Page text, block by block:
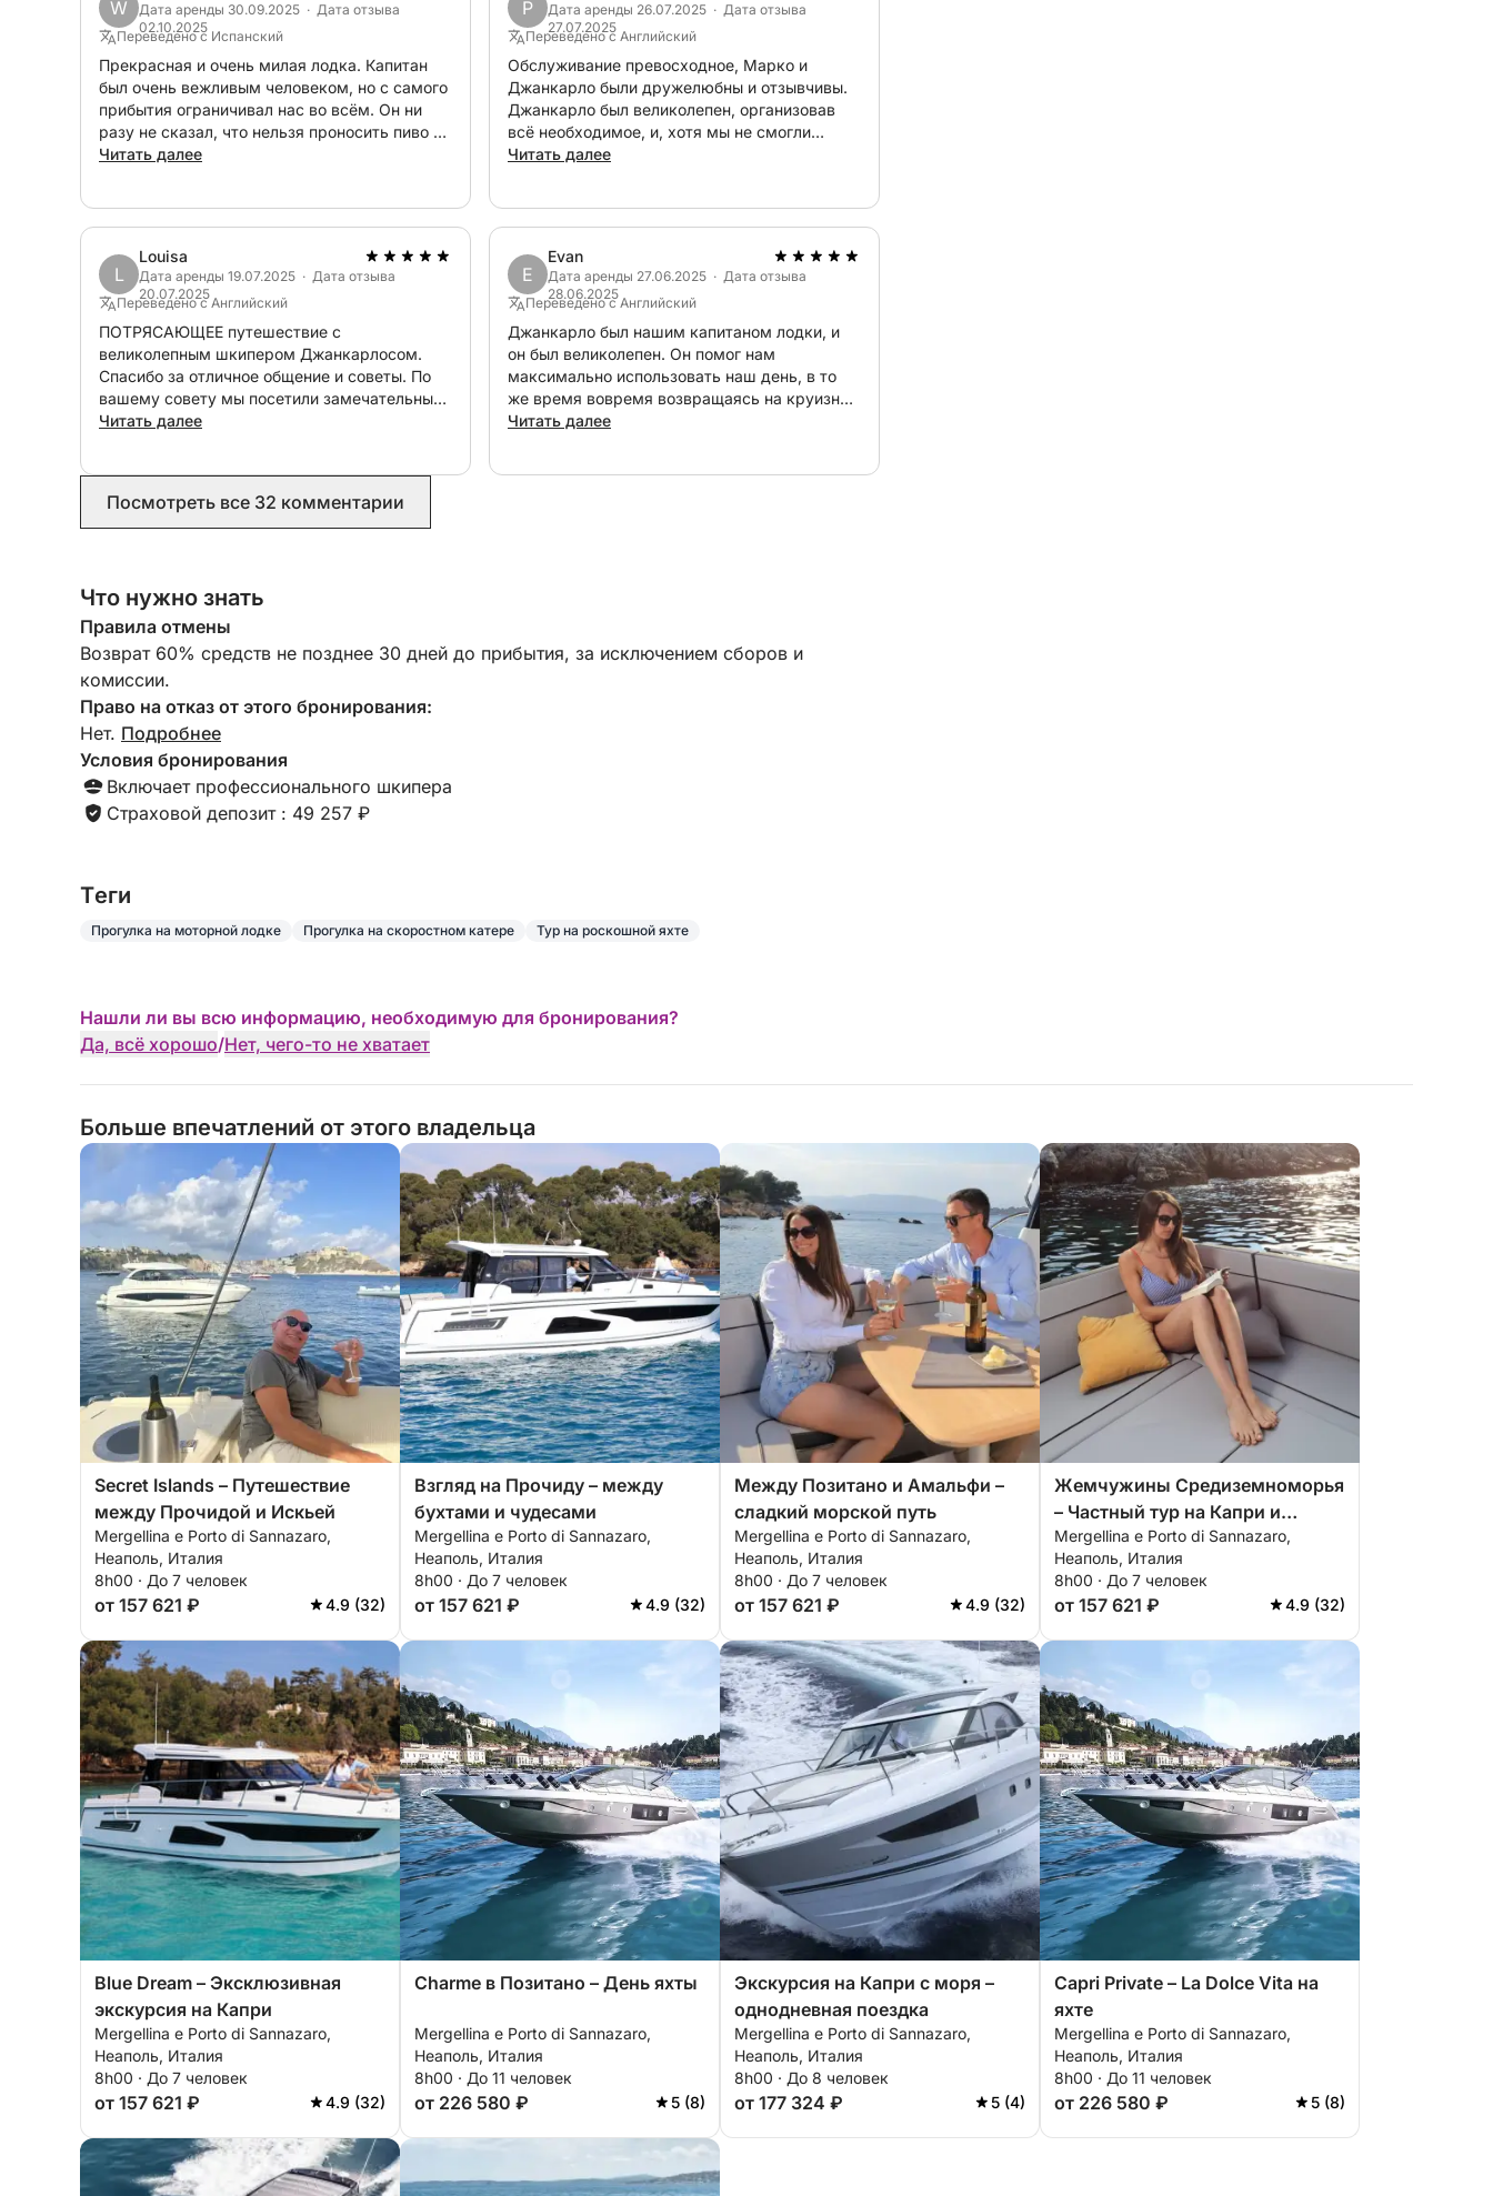
W
Дата аренды 30.09.2025 · Дата отзыва
02.10.2025
Переведено с Испанский
Прекрасная и очень милая лодка. Капитан
был очень вежливым человеком, но с самого
прибытия ограничивал нас во всём. Он ни
разу не сказал, что нельзя проносить пиво в
стекле. Он злился, если мы устраивали
Читать далее
P
Дата аренды 26.07.2025 · Дата отзыва
27.07.2025
Переведено с Английский
Обслуживание превосходное, Марко и
Джанкарло были дружелюбны и отзывчивы.
Джанкарло был великолепен, организовав
всё необходимое, и, хотя мы не смогли
добраться до Капри из-за плохой погоды, он
Читать далее
L
Louisa
Дата аренды 19.07.2025 · Дата отзыва
20.07.2025
Переведено с Английский
ПОТРЯСАЮЩЕЕ путешествие с
великолепным шкипером Джанкарлосом.
Спасибо за отличное общение и советы. По
вашему совету мы посетили замечательный
ресторан и полюбовались красотами
Читать далее
E
Evan
Дата аренды 27.06.2025 · Дата отзыва
28.06.2025
Переведено с Английский
Джанкарло был нашим капитаном лодки, и
он был великолепен. Он помог нам
максимально использовать наш день, в то
же время вовремя возвращаясь на круизное
судно. Большое спасибо за воспоминания!
Читать далее
Посмотреть все 32 комментарии
Что нужно знать
Правила отмены
Возврат 60% средств не позднее 30 дней до прибытия, за исключением сборов и
комиссии.
Право на отказ от этого бронирования:
Нет. Подробнее
Условия бронирования
Включает профессионального шкипера
Страховой депозит : 49 257 ₽
Tеги
Прогулка на моторной лодке Прогулка на скоростном катере Тур на роскошной яхте
Нашли ли вы всю информацию, необходимую для бронирования?
Да, всё хорошо/Нет, чего-то не хватает
Больше впечатлений от этого владельца
Secret Islands – Путешествие
между Прочидой и Искьей
Mergellina e Porto di Sannazaro,
Неаполь, Италия
8h00 · До 7 человек
от 157 621 ₽ 4.9 (32)
Взгляд на Прочиду – между
бухтами и чудесами
Mergellina e Porto di Sannazaro,
Неаполь, Италия
8h00 · До 7 человек
от 157 621 ₽ 4.9 (32)
Между Позитано и Амальфи –
сладкий морской путь
Mergellina e Porto di Sannazaro,
Неаполь, Италия
8h00 · До 7 человек
от 157 621 ₽ 4.9 (32)
Жемчужины Средиземноморья
– Частный тур на Капри и
Позитано
Mergellina e Porto di Sannazaro,
Неаполь, Италия
8h00 · До 7 человек
от 157 621 ₽ 4.9 (32)
Blue Dream – Эксклюзивная
экскурсия на Капри
Mergellina e Porto di Sannazaro,
Неаполь, Италия
8h00 · До 7 человек
от 157 621 ₽ 4.9 (32)
Charme в Позитано – День яхты
Mergellina e Porto di Sannazaro,
Неаполь, Италия
8h00 · До 11 человек
от 226 580 ₽ 5 (8)
Экскурсия на Капри с моря –
однодневная поездка
Mergellina e Porto di Sannazaro,
Неаполь, Италия
8h00 · До 8 человек
от 177 324 ₽ 5 (4)
Capri Private – La Dolce Vita на
яхте
Mergellina e Porto di Sannazaro,
Неаполь, Италия
8h00 · До 11 человек
от 226 580 ₽ 5 (8)